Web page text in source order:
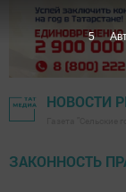
НОВОСТИ
ЗАКОННОСТЬ
4